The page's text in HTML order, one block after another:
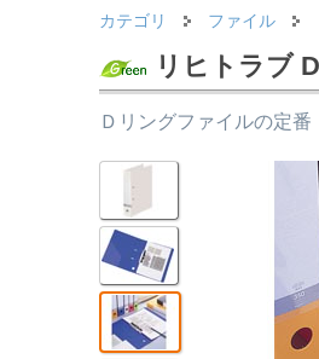
カテゴリ ファイル
リヒトラブ
Ｄリングファイルの定番